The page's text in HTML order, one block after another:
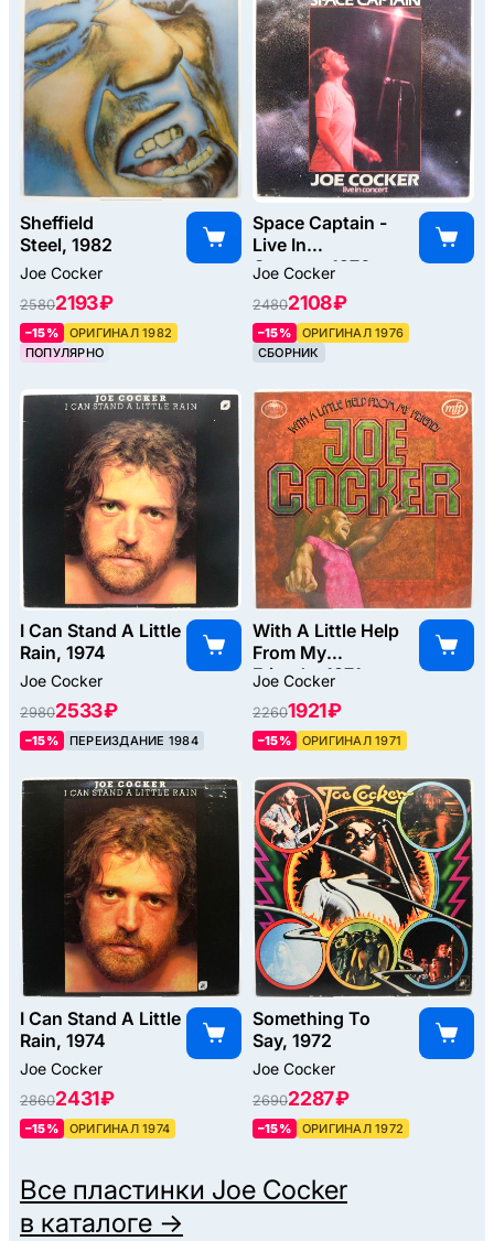
Sheffield
Steel, 1982
Joe Cocker
25802193 ₽
–15%
ОРИГИНАЛ 1982
ПОПУЛЯРНО
Space Captain -
Live In
Concert, 1976
Joe Cocker
24802108 ₽
–15%
ОРИГИНАЛ 1976
СБОРНИК
I Can Stand A Little
Rain, 1974
Joe Cocker
29802533 ₽
–15% ПЕРЕИЗДАНИЕ 1984
With A Little Help
From My
Friends, 1971
Joe Cocker
22601921 ₽
–15% ОРИГИНАЛ 1971
I Can Stand A Little
Rain, 1974
Joe Cocker
28602431 ₽
–15% ОРИГИНАЛ 1974
Something To
Say, 1972
Joe Cocker
26902287 ₽
–15% ОРИГИНАЛ 1972
Все пластинки Joe Cocker
в каталоге →